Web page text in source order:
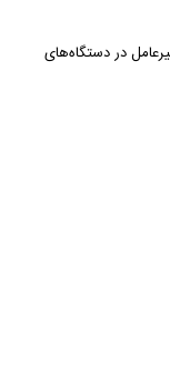
در دستگاه‌های